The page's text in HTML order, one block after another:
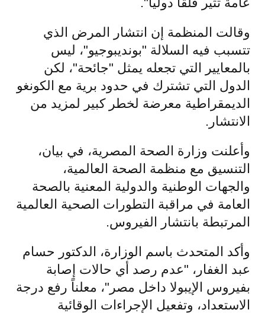
وقالت المنظمة إن انتشار المرض الذي
تتسبب فيه السلالة "بونديبوجيو"، ليس
بالمعايير التي تجعله يمثل "جائحة"، لكن
الدول التي تشترك في حدود برية مع الكونغو
الديمقراطية معرضة لخطر كبير لمزيد من
الانتشار.
وأعلنت وزارة الصحة المصرية، في بيان،
التنسيق مع منظمة الصحة العالمية،
والجهات الوطنية والدولية المعنية بالصحة
العامة في مراقبة التطورات الصحية العالمية
المرتبطة بانتشار الفيروس.
وأكد المتحدث باسم الوزارة، الدكتور حسام
عبد الغفار، "عدم رصد أي حالات إصابة
بفيروس الإيبولا داخل مصر"، معلناً رفع درجة
الاستعداد، وتفعيل الإجراءات الوقائية